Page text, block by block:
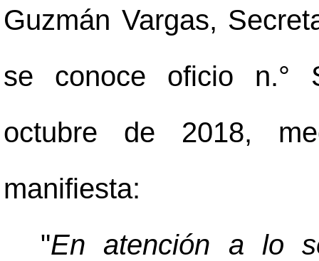
Guzmán Vargas,
se conoce oficio n.°
octubre de 2018,
manifiesta:
"En atención a lo